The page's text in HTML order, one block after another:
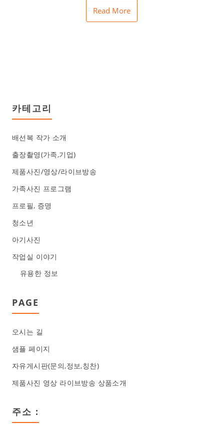
Read More
카테고리
배선복 작가 소개
출장촬영(가족,기업)
제품사진/영상/라이브방송
가족사진 프로그램
프로필, 증명
청소년
아기사진
작업실 이야기
유용한 정보
PAGE
오시는 길
샘플 페이지
자유게시판(문의,정보,칭찬)
제품사진 영상 라이브방송 상품소개
주소 :